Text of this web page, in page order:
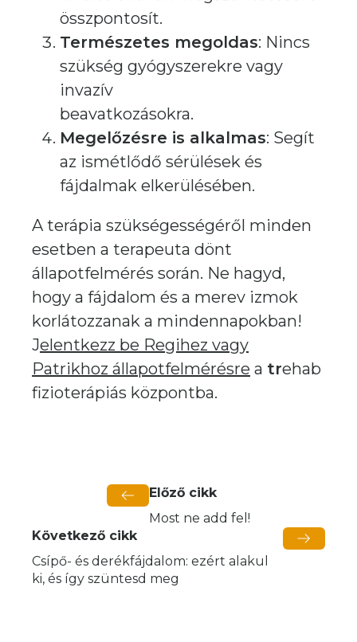
összpontosít.
Természetes megoldas: Nincs
szükség gyógyszerekre vagy
invazív
beavatkozásokra.
Megelőzésre is alkalmas: Segít
az ismétlődő sérülések és
fájdalmak elkerülésében.
A terápia szükségességéről minden
esetben a terapeuta dönt
állapotfelmérés során. Ne hagyd,
hogy a fájdalom és a merev izmok
korlátozzanak a mindennapokban!
Jelentkezz be Regihez vagy
Patrikhoz állapotfelmérésre a trehab
fizioterápiás központba.
Előző cikk
Most ne add fel!
Következő cikk
Csípő- és derékfájdalom: ezért alakul
ki, és így szüntesd meg